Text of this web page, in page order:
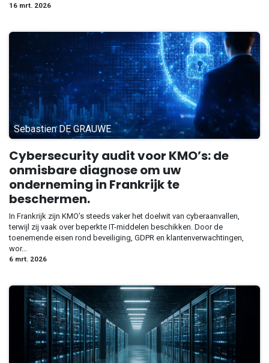
16 mrt. 2026
Sebastien DE GRAUWE
Cybersecurity audit voor KMO’s: de
onmisbare diagnose om uw
onderneming in Frankrijk te
beschermen.
In Frankrijk zijn KMO’s steeds vaker het doelwit van cyberaanvallen,
terwijl zij vaak over beperkte IT-middelen beschikken. Door de
toenemende eisen rond beveiliging, GDPR en klantenverwachtingen,
wor...
6 mrt. 2026